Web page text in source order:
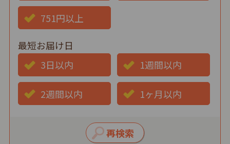
751円以上
最短お届け日
3日以内
1週間以内
2週間以内 1ヶ月以内